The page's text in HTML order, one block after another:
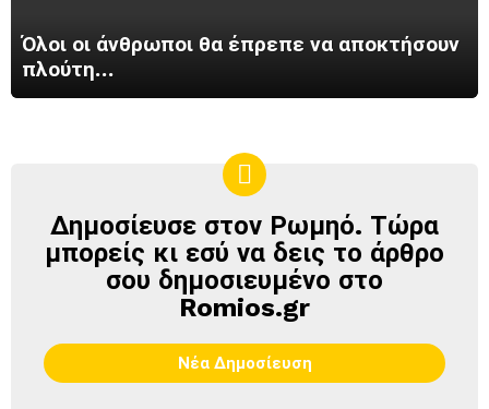
Όλοι οι άνθρωποι θα έπρεπε να αποκτήσουν
πλούτη…
ΔΗΜΟΣΊΕΥΣΕ
ΣΤΟΝ
ΡΩΜΗΌ
Δημοσίευσε στον Ρωμηό. Τώρα
μπορείς κι εσύ να δεις το άρθρο
σου δημοσιευμένο στο
Romios.gr
Νέα Δημοσίευση